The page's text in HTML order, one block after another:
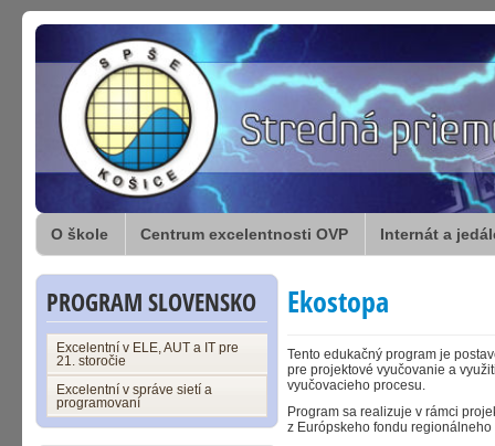
O škole Centrum excelentnosti OVP Internát a
PROGRAM SLOVENSKO
Excelentní v ELE, AUT a IT pre
21. storočie
Excelentní v správe sietí a
programovaní
Ekostopa
Tento edukačný program je
pre projektové vyučovanie a
vyučovacieho procesu.
Program sa realizuje v rámci
z Európskeho fondu regionálneho